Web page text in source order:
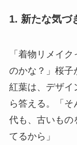
1. 新たな気づ
「着物リメイ
のかな？」桜子
紅葉は、デザイ
ら答える。「
代も、古いもの
てるから」